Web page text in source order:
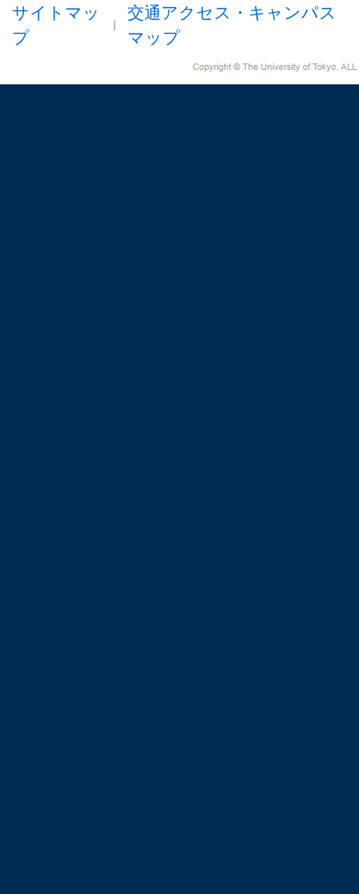
サイトマッ
プ
交通アクセス・キャンパス
マップ